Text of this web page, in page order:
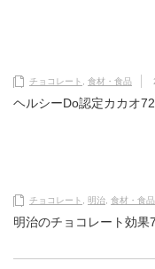
チョコレート , 食材・食品
ヘルシーDo認定カカオ
チョコレート , 明治, 食材・食品
明治のチョコレート効果